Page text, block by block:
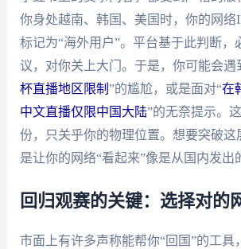
你身处越南、韩国、美国时，你的网络
标记为“海外用户”。平台基于此判断，
议，对你关上大门。于是，你可能会遇
杯直播地区限制 ”的尴尬，或是面对“在
中文直播仅限中国大陆”的无奈提示。
份，只关乎你的物理位置。想要突破这
是让你的网络“看起来”像是从国内发出
回归观赛的关键：选择对的
市面上有许多声称能帮你“回国”的工具